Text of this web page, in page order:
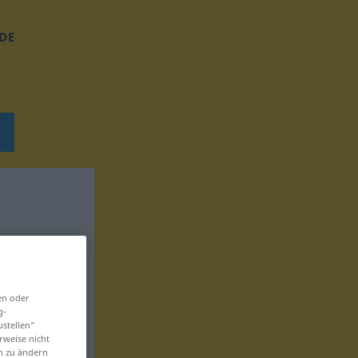
DE
oder
nicht
zu ändern